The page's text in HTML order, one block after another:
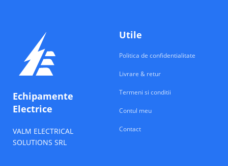
Echipamente
Electrice
VALM ELECTRICAL
SOLUTIONS SRL
Utile
Politica de confidentialitate
Livrare & retur
Termeni si conditii
Contul meu
Contact